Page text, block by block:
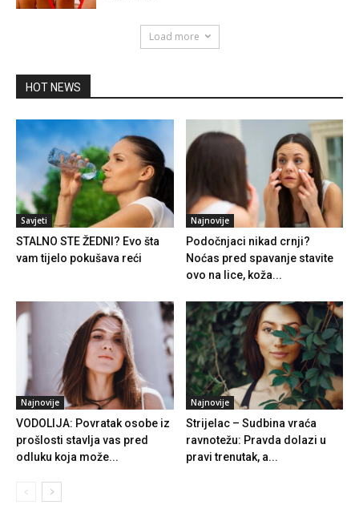
Load more
HOT NEWS
Savjeti
STALNO STE ŽEDNI? Evo šta
vam tijelo pokušava reći
Najnovije
Podočnjaci nikad crnji?
Noćas pred spavanje stavite
ovo na lice, koža...
Najnovije
VODOLIJA: Povratak osobe iz
prošlosti stavlja vas pred
odluku koja može...
Najnovije
Strijelac – Sudbina vraća
ravnotežu: Pravda dolazi u
pravi trenutak, a...